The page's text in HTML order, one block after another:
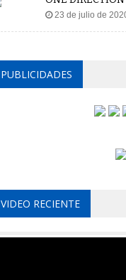
23 de julio de
PUBLICIDADES
VIDEO RECIENTE